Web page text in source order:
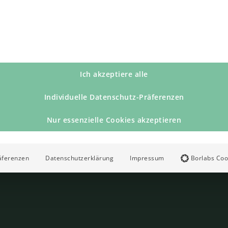
Ich akzeptiere alle
Individuelle Datenschutz-Präferenzen
Nur essenzielle Cookies akzeptieren
Datenschutzerklärung Impressum Borlabs